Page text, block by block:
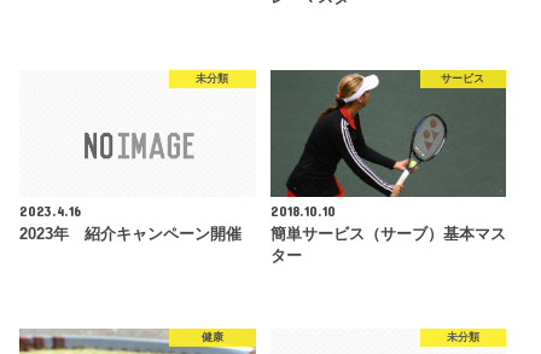
未分類
2023.4.16
2023年 紹介キャンペーン開催
サービス
2018.10.10
簡単サービス（サーブ）基本マス
ター
健康 未分類